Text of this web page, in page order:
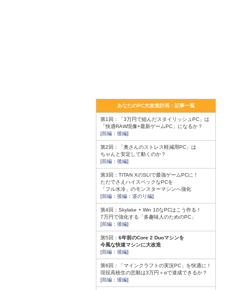
あなたのPC大改造計画：記事一覧
第1回：「3万円で組んだスタイリッシュPC」は
「快適RAW現像+最新ゲームPC」になるか？
[前編： 後編]
第2回：「奥さんのストレス軽減用PC」は
ちゃんと安定して動くのか？
[前編： 後編]
第3回：TITAN XのSLIで最強ゲームPCに！
ただでさえハイスペックなPCを
「フル水冷」のモンスターマシンへ強化
[前編： 後編： 道のり編]
第4回：Skylake + Win 10なPCはこう作る！
7万円で強化する「多趣味人のためのPC」
[前編： 後編]
第5回： 6年前のCore 2 Duoマシンを
今風な快速マシンに大改造
[前編： 後編]
第6回：「マインクラフトの実況PC」を快適に！
現役高校生の悲願は3万円＋αで達成できるか？
[前編： 後編]